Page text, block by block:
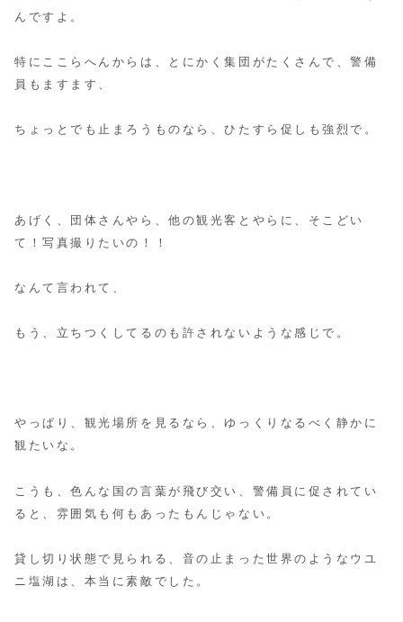
んですよ。
特にここらへんからは、とにかく集団がたくさんで、警備
員もますます、
ちょっとでも止まろうものなら、ひたすら促しも強烈で。
あげく、団体さんやら、他の観光客とやらに、そこどい
て！写真撮りたいの！！
なんて言われて、
もう、立ちつくしてるのも許されないような感じで。
やっぱり、観光場所を見るなら、ゆっくりなるべく静かに
観たいな。
こうも、色んな国の言葉が飛び交い、警備員に促されてい
ると、雰囲気も何もあったもんじゃない。
貸し切り状態で見られる、音の止まった世界のようなウユ
ニ塩湖は、本当に素敵でした。